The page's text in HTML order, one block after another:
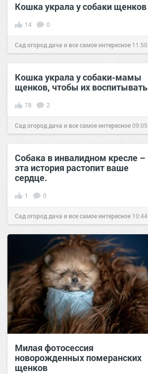
Кошка украла у собаки щенков
14 0
Сад огород дача и все самое интересное 11:50
11 фев 2017
Кошка украла у собаки-мамы
щенков, чтобы их воспитывать
78 2
Сад огород дача и все самое интересное09:05
12 янв 2017
Собака в инвалидном кресле –
эта история растопит ваше
сердце.
1 0
Сад огород дача и все самое интересное 10:44
03 ноя 2016
Милая фотосессия
новорожденных померанских
щенков